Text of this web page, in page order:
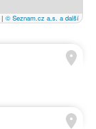
| © Seznam.cz a.s. a další